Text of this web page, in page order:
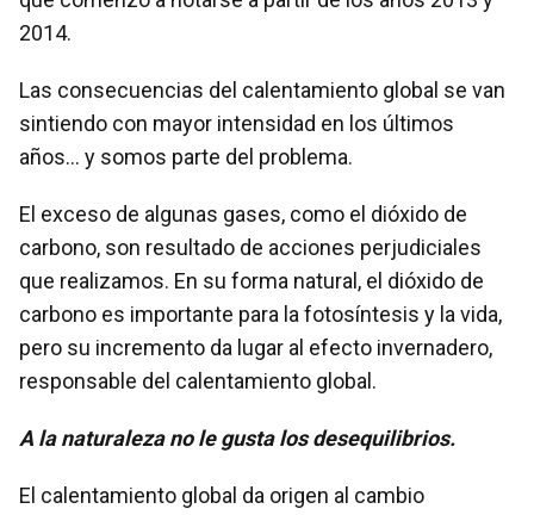
2014.
Las consecuencias del calentamiento global se van
sintiendo con mayor intensidad en los últimos
años… y somos parte del problema.
El exceso de algunas gases, como el dióxido de
carbono, son resultado de acciones perjudiciales
que realizamos. En su forma natural, el dióxido de
carbono es importante para la fotosíntesis y la vida,
pero su incremento da lugar al efecto invernadero,
responsable del calentamiento global.
A la naturaleza no le gusta los desequilibrios.
El calentamiento global da origen al cambio